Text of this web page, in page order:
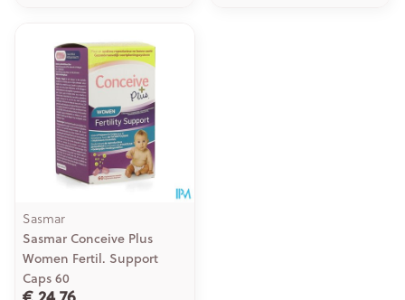
Sasmar
Sasmar Conceive Plus
Women Fertil. Support
Caps 60